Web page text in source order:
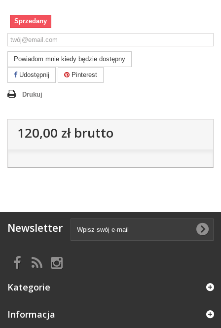
Sprzedany
Powiadom mnie kiedy będzie dostępny
Udostępnij Pinterest
Drukuj
120,00 złbrutto
Newsletter
Kategorie
Informacja